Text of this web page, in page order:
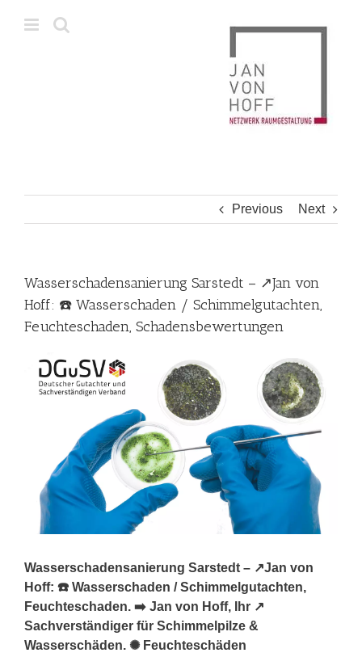
Previous Next
Wasserschadensanierung Sarstedt – ↗️Jan von
Hoff: ☎️ Wasserschaden / Schimmelgutachten,
Feuchteschaden, Schadensbewertungen
Wasserschadensanierung Sarstedt – ↗️Jan von
Hoff: ☎️ Wasserschaden / Schimmelgutachten,
Feuchteschaden. ➡️ Jan von Hoff, Ihr ↗️
Sachverständiger für Schimmelpilze &
Wasserschäden. ✺ Feuchteschäden